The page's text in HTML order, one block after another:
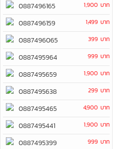
0887496165 1,900 บาท
0887496159 1,499 บาท
0887496065 399 บาท
0887495964 999 บาท
0887495659 1,900 บาท
0887495638 299 บาท
0887495465 4,900 บาท
0887495441 1,900 บาท
0887495399 999 บาท